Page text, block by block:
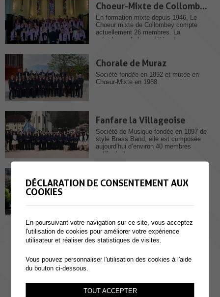
Choeur-Mixte de Collombey
En formation mixte depuis 1946, Le
Choeur mixte de Collombey compte
actuellement 26 membres. La
présidence de la société est...
Chorale de Muraz
Société fondée en 1892 et mutée en
Chœur-Mixte en 1988.
Fanfare la Villageoise
Société de Musique fondée en 1897 de
style Brass Band, elle est composée
aujourd’hui d’environ 40 membres
actifs dont...
Fanfare Les Colombes
Les Artisans Mélodieux
Société d'accordéonistes de
présidence est assurée par M. Fabrice
DÉCLARATION DE CONSENTEMENT AUX
COOKIES
En poursuivant votre navigation sur ce site, vous acceptez
l'utilisation de cookies pour améliorer votre expérience
utilisateur et réaliser des statistiques de visites.
Vous pouvez personnaliser l'utilisation des cookies à l'aide
du bouton ci-dessous.
TOUT ACCEPTER